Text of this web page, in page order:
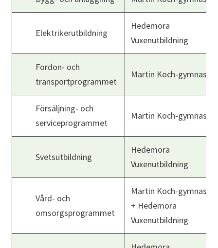
Elektrikerutbildning
Hedemora
Vuxenutbildning
Fordon- och
transportprogrammet
Martin Koch-gymnasiet
Försäljning- och
serviceprogrammet
Martin Koch-gymnasiet
Svetsutbildning
Hedemora
Vuxenutbildning
Vård- och
omsorgsprogrammet
Martin Koch-gymnasiet
+ Hedemora
Vuxenutbildning